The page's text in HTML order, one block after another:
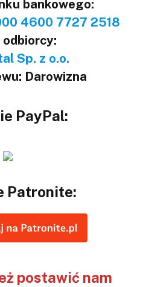
bankowego:
4600 7727 2518
Sp. z o.o.
Darowizna
PayPal:
Patronite:
postawić nam